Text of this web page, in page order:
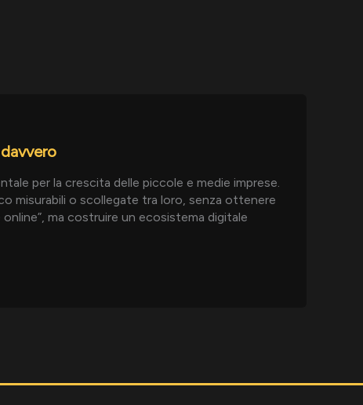
per la crescita delle piccole e medie imprese.
misurabili o scollegate tra loro, senza ottenere
ma costruire un ecosistema digitale